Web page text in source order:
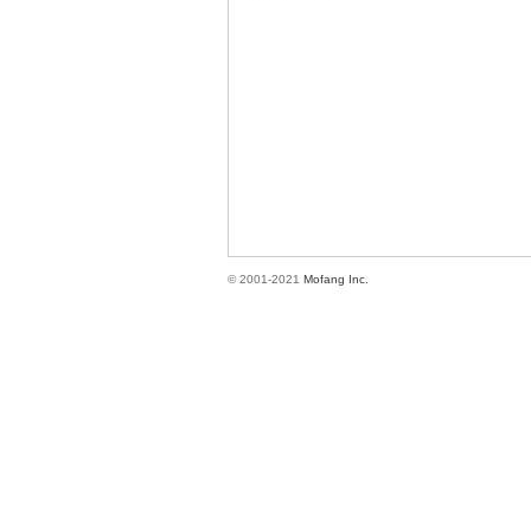
© 2001-2021 Mofang Inc.